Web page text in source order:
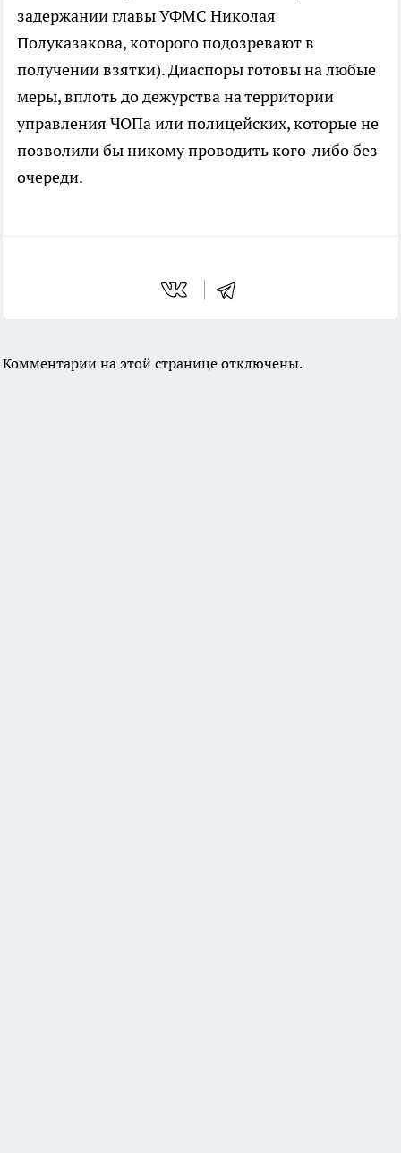
задержании главы УФМС Николая
Полуказакова, которого подозревают в
получении взятки). Диаспоры готовы на любые
меры, вплоть до дежурства на территории
управления ЧОПа или полицейских, которые не
позволили бы никому проводить кого-либо без
очереди.
Комментарии на этой странице отключены.